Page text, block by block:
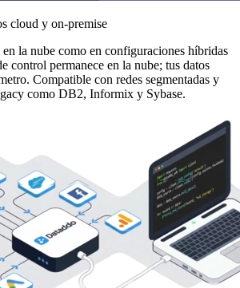
cloud y on-premise
la nube como en configuraciones híbridas
control permanece en la nube; tus datos
Compatible con redes segmentadas y
como DB2, Informix y Sybase.